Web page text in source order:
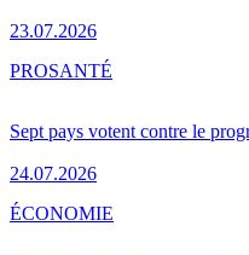
23.07.2026
Sept pays votent contre le
24.07.2026
PROSANTÉ
ÉCONOMIE